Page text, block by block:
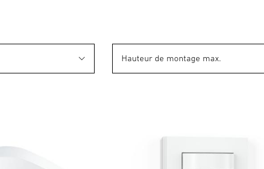
Hauteur de montage max.